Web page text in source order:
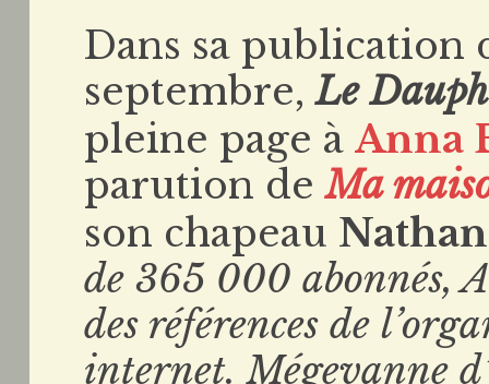
Dans sa publication
septembre,Le
pleine page àAnna
parution deMa
son chapeau
de 365 000 abonnés,
des références de
internet. Mégevanne